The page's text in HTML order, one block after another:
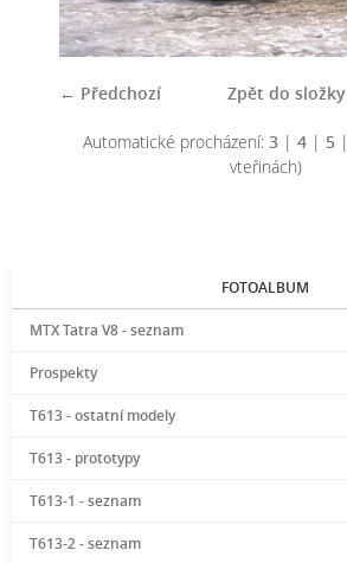
← Předchozí Zpět do složky
Automatické procházení: 3 | 4 | 5 |
vteřinách)
FOTOALBUM
MTX Tatra V8 - seznam
Prospekty
T613 - ostatní modely
T613 - prototypy
T613-1 - seznam
T613-2 - seznam